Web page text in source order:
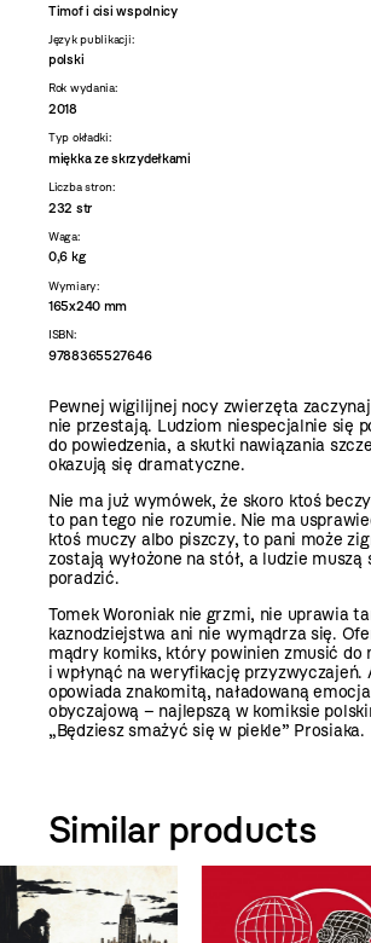
Timof i cisi wspolnicy
Język publikacji:
polski
Rok wydania:
2018
Typ okładki:
miękka ze skrzydełkami
Liczba stron:
232 str
Waga:
0,6 kg
Wymiary:
165x240 mm
ISBN:
9788365527646
Pewnej wigilijnej nocy zwierzęta
nie przestają. Ludziom niespecjalnie się
do powiedzenia, a skutki nawiązania
okazują się dramatyczne.
Nie ma już wymówek, że skoro ktoś
to pan tego nie rozumie. Nie ma
ktoś muczy albo piszczy, to pani może
zostają wyłożone na stół, a ludzie muszą
poradzić.
Tomek Woroniak nie grzmi, nie uprawia
kaznodziejstwa ani nie wymądrza się.
mądry komiks, który powinien zmusić do
i wpłynąć na weryfikację przyzwyczajeń.
opowiada znakomitą, naładowaną
obyczajową – najlepszą w komiksie
„Będziesz smażyć się w piekle” Prosiaka.
Similar products